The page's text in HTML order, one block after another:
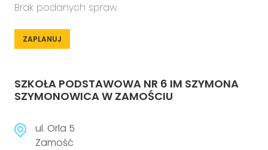
Brak podanych spraw
ZAPLANUJ
SZKOŁA PODSTAWOWA NR 6 IM SZYMONA
SZYMONOWICA W ZAMOŚCIU
ul. Orla 5
Zamość